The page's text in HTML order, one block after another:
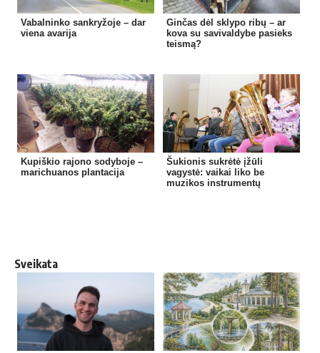
Vabalninko sankryžoje – dar
viena avarija
Ginčas dėl sklypo ribų – ar
kova su savivaldybe pasieks
teismą?
Kupiškio rajono sodyboje –
marichuanos plantacija
Šukionis sukrėtė įžūli
vagystė: vaikai liko be
muzikos instrumentų
Sveikata